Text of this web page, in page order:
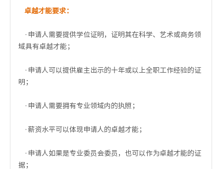
卓越才能要求：
·申请人需要提供学位证明，证明其在科学、艺术或商务领
域具有卓越才能；
·申请人可以提供雇主出示的十年或以上全职工作经验的证
明；
·申请人需要拥有专业领域内的执照；
·薪资水平可以体现申请人的卓越才能；
·申请人如果是专业委员会委员，也可以作为卓越才能的证
据；